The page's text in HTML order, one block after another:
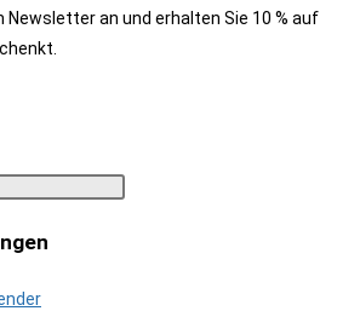
an und erhalten Sie 10 % auf